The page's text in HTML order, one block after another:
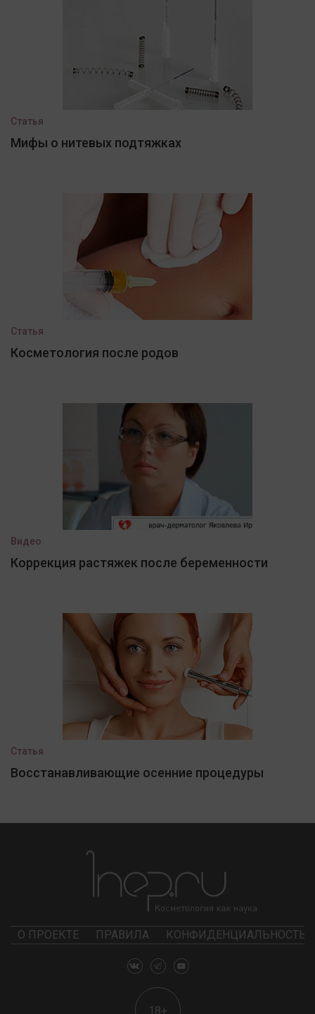
Статья
Мифы о нитевых подтяжках
Статья
Косметология после родов
Видео
Коррекция растяжек после беременности
Статья
Восстанавливающие осенние процедуры
О ПРОЕКТЕ ПРАВИЛА КОНФИДЕНЦИАЛЬНОСТЬ
18+